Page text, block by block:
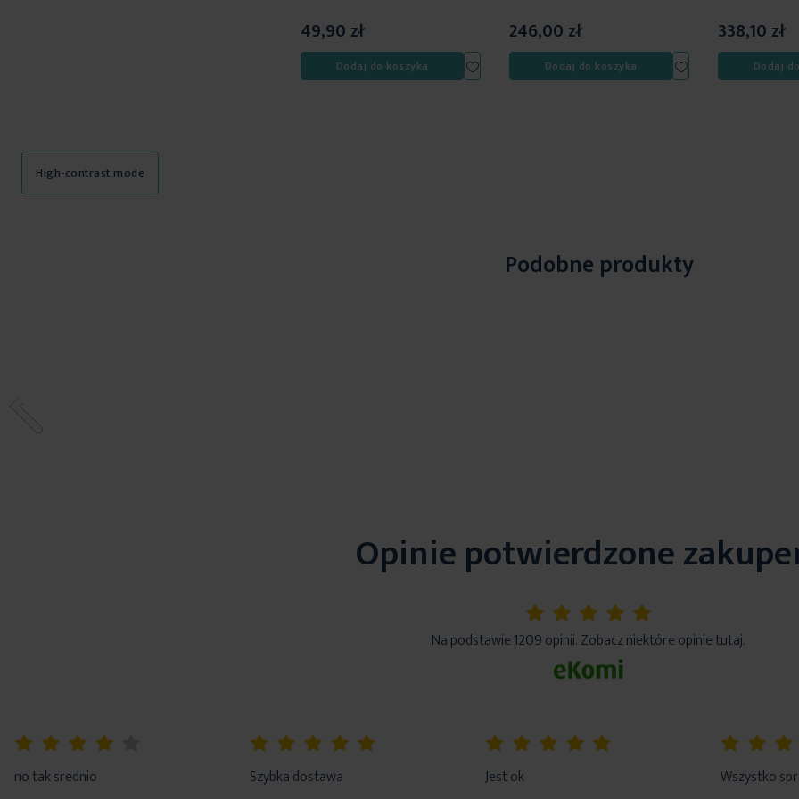
49,90 zł
Dodaj do koszyka
Dodaj
do
246,00 zł
Dodaj do koszyka
Dodaj
do
338,10 zł
Dodaj
High-contrast mode
Podobne produkty
Opinie potwierdzone
5%
Na podstawie 1209 opinii. Zobacz niektóre opinie tutaj.
no tak srednio
Szybka dostawa
Jest ok
Wszystko